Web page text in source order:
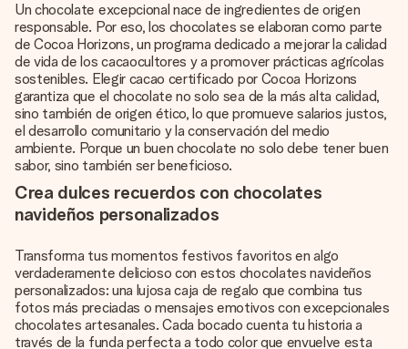
Un chocolate excepcional nace de ingredientes de origen
responsable. Por eso, los chocolates se elaboran como parte
de Cocoa Horizons, un programa dedicado a mejorar la calidad
de vida de los cacaocultores y a promover prácticas agrícolas
sostenibles. Elegir cacao certificado por Cocoa Horizons
garantiza que el chocolate no solo sea de la más alta calidad,
sino también de origen ético, lo que promueve salarios justos,
el desarrollo comunitario y la conservación del medio
ambiente. Porque un buen chocolate no solo debe tener buen
sabor, sino también ser beneficioso.
Crea dulces recuerdos con chocolates
navideños personalizados
Transforma tus momentos festivos favoritos en algo
verdaderamente delicioso con estos chocolates navideños
personalizados: una lujosa caja de regalo que combina tus
fotos más preciadas o mensajes emotivos con excepcionales
chocolates artesanales. Cada bocado cuenta tu historia a
través de la funda perfecta a todo color que envuelve esta